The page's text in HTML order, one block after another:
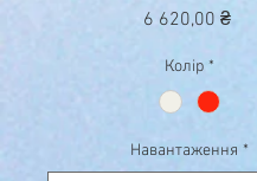
6 620,00 ₴Ціна
Колір *
Навантаження *